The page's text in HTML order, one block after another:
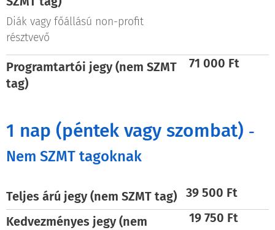
Diák vagy főállású non-profit
résztvevő
Programtartói jegy (nem SZMT
tag)
71 000 Ft
1 nap (péntek vagy szombat) -
Nem SZMT tagoknak
Teljes árú jegy (nem SZMT tag)
39 500 Ft
Kedvezményes jegy (nem
19 750 Ft